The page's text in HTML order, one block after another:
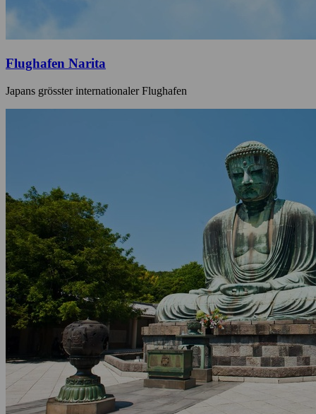
Flughafen Narita
Japans grösster internationaler Flughafen